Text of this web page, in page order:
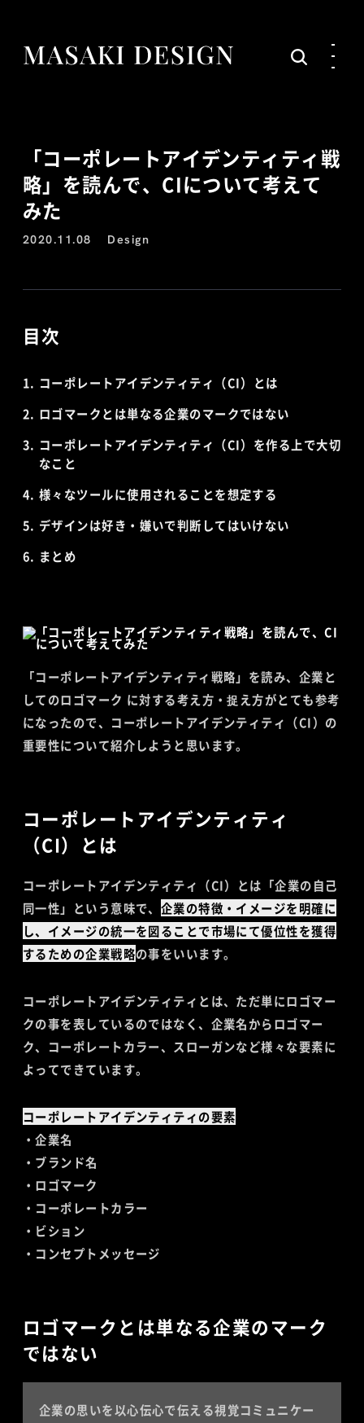
「コーポレートアイデンティティ戦
略」を読んで、CIについて考えて
みた
2020.11.08 Design
目次
コーポレートアイデンティティ（CI）とは
ロゴマークとは単なる企業のマークではない
コーポレートアイデンティティ（CI）を作る上で大切
なこと
様々なツールに使用されることを想定する
デザインは好き・嫌いで判断してはいけない
まとめ
「コーポレートアイデンティティ戦略」を読み、企業と
してのロゴマーク に対する考え方・捉え方がとても参考
になったので、コーポレートアイデンティティ（CI）の
重要性について紹介しようと思います。
コーポレートアイデンティティ
（CI）とは
コーポレートアイデンティティ（CI）とは「企業の自己
同一性」という意味で、 企業の特徴・イメージを明確に
し、イメージの統一を図ることで市場にて優位性を獲得
するための企業戦略の事をいいます。
コーポレートアイデンティティとは、ただ単にロゴマー
クの事を表しているのではなく、企業名からロゴマー
ク、コーポレートカラー、スローガンなど様々な要素に
よってできています。
コーポレートアイデンティティの要素
・企業名
・ブランド名
・ロゴマーク
・コーポレートカラー
・ビション
・コンセプトメッセージ
ロゴマークとは単なる企業のマーク
ではない
企業の思いを以心伝心で伝える視覚コミュニケー